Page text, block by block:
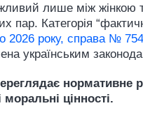
лише між
пар. Категорія
2026 року, справа №
українським
нормативне
цінності.